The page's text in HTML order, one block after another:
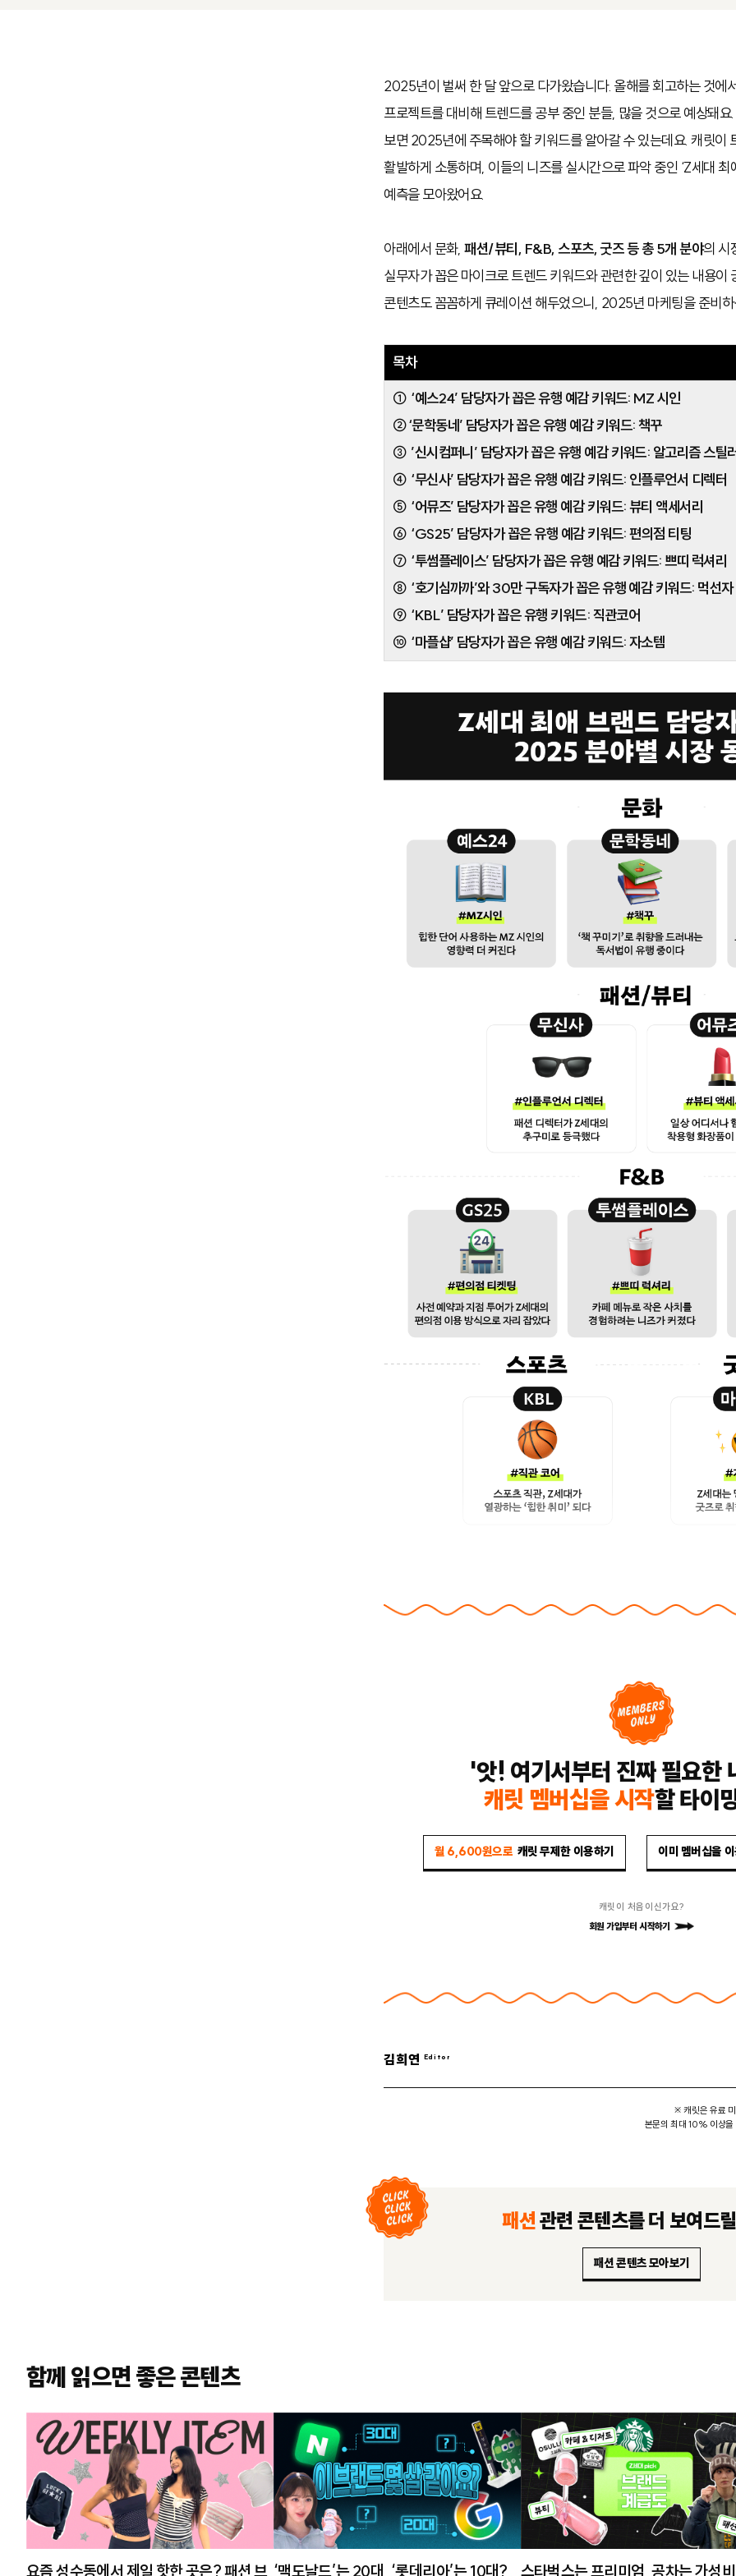
2025년이 벌써 한 달 앞으로 다가왔습니다. 올해를 회고하는 것에
프로젝트를 대비해 트렌드를 공부 중인 분들, 많을 것으로 예상돼
보면 2025년에 주목해야 할 키워드를 알아갈 수 있는데요. 캐릿이
활발하게 소통하며, 이들의 니즈를 실시간으로 파악 중인 ‘Z세대 최
예측을 모아왔어요.
아래에서 문화,패션/뷰티, F&B, 스포츠, 굿즈 등 총 5개 분야의 시
실무자가 꼽은 마이크로 트렌드 키워드와 관련한 깊이 있는 내용이
콘텐츠도 꼼꼼하게 큐레이션 해두었으니, 2025년 마케팅을 준비
목차
① ‘예스24’ 담당자가 꼽은 유행 예감 키워드: MZ 시인
②‘문학동네’ 담당자가 꼽은 유행 예감 키워드: 책꾸
③ ’신시컴퍼니’ 담당자가 꼽은 유행 예감 키워드: 알고리즘 스틸
④ ‘무신사’ 담당자가 꼽은 유행 예감 키워드: 인플루언서 디렉터
⑤ ‘어뮤즈’ 담당자가 꼽은 유행 예감 키워드: 뷰티 액세서리
⑥ ‘GS25’ 담당자가 꼽은 유행 예감 키워드: 편의점 티팅
⑦ ‘투썸플레이스’ 담당자가 꼽은 유행 예감 키워드: 쁘띠 럭셔리
⑧ ‘호기심까까’와 30만 구독자가 꼽은 유행 예감 키워드: 먹선자
⑨ ‘KBL’ 담당자가 꼽은 유행 키워드: 직관코어
⑩ ‘마플샵’ 담당자가 꼽은 유행 예감 키워드: 자소템
'앗! 여기서부터 진짜 필요한
캐릿 멤버십을 시작할 타이
월 6,600원으로 캐릿 무제한 이용하기 이미 멤버십을
캐릿이 처음이신가요?
회원 가입부터 시작하기
김희연
※ 캐릿은 유료
본문의 최대 10% 이상을
패션 관련 콘텐츠를더 보여드
패션 콘텐츠 모아보기
함께 읽으면 좋은 콘텐츠
요즘 성수동에서 제일 핫한 곳은? 패션 브 ‘맥도날드’는 20대, ‘롯데리아’는 10대? 스타벅스는 프리미엄, 공차는 가성